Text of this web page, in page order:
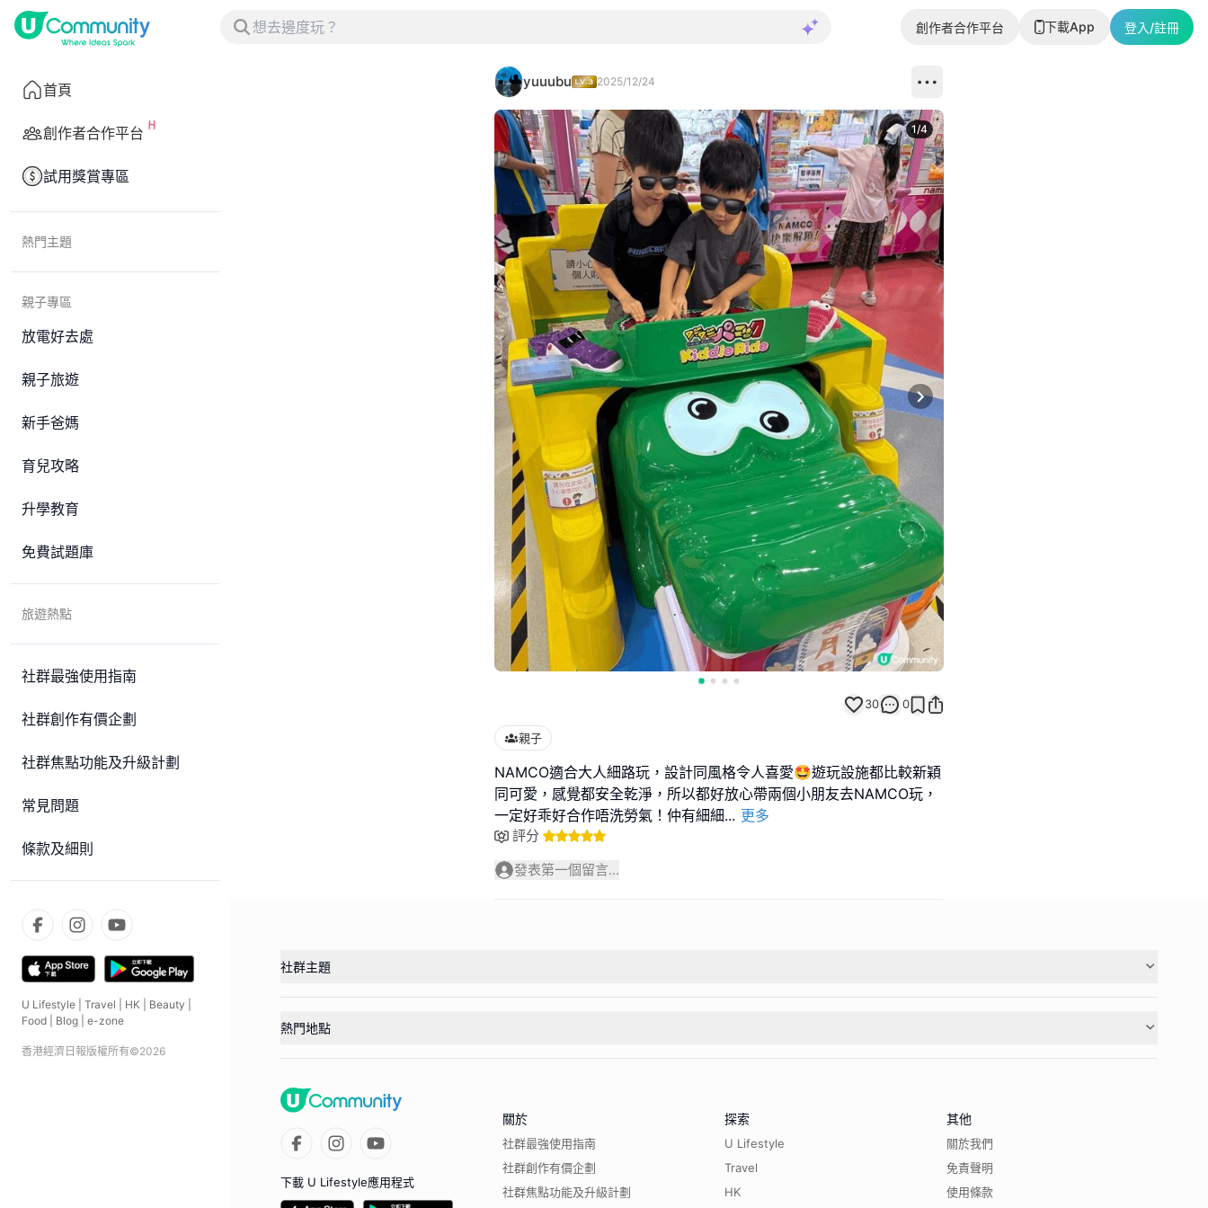
創作者合作平台 下載App 登入/註冊
首頁
創作者合作平台
試用獎賞專區
熱門主題
親子專區
放電好去處
親子旅遊
新手爸媽
育兒攻略
升學教育
免費試題庫
旅遊熱點
社群最強使用指南
社群創作有價企劃
社群焦點功能及升級計劃
常見問題
條款及細則
U Lifestyle Travel HK Beauty
Food
Blog e-zone
香港經濟日報版權所有©2026
yuuubu 2025/12/24
Next slide
1/4
30 0
親子
NAMCO適合大人細路玩，設計同風格令人喜愛🤩遊玩設施都比較新穎
同可愛，感覺都安全乾淨，所以都好放心帶兩個小朋友去NAMCO玩，
一定好乖好合作唔洗勞氣！仲有細細... 更多
評分
發表第一個留言...
社群主題
熱門地點
下載 U Lifestyle應用程式
關於
社群最強使用指南
社群創作有價企劃
社群焦點功能及升級計劃
探索
U Lifestyle
Travel
HK
其他
關於我們
免責聲明
使用條款